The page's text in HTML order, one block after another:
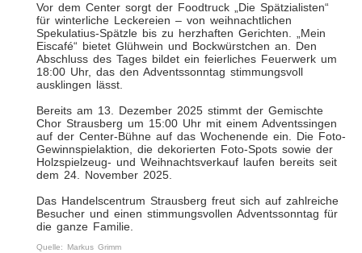
Vor dem Center sorgt der Foodtruck „Die Spätzialisten“
für winterliche Leckereien – von weihnachtlichen
Spekulatius-Spätzle bis zu herzhaften Gerichten. „Mein
Eiscafé“ bietet Glühwein und Bockwürstchen an. Den
Abschluss des Tages bildet ein feierliches Feuerwerk um
18:00 Uhr, das den Adventssonntag stimmungsvoll
ausklingen lässt.
Bereits am 13. Dezember 2025 stimmt der Gemischte
Chor Strausberg um 15:00 Uhr mit einem Adventssingen
auf der Center-Bühne auf das Wochenende ein. Die Foto-
Gewinnspielaktion, die dekorierten Foto-Spots sowie der
Holzspielzeug- und Weihnachtsverkauf laufen bereits seit
dem 24. November 2025.
Das Handelscentrum Strausberg freut sich auf zahlreiche
Besucher und einen stimmungsvollen Adventssonntag für
die ganze Familie.
Quelle: Markus Grimm